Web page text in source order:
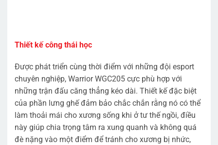
Thiết kế công thái học
Được phát triển cùng thời điểm với những đội esport
chuyên nghiệp, Warrior WGC205 cực phù hợp với
những trận đấu căng thẳng kéo dài. Thiết kế đặc biệt
của phần lưng ghế đảm bảo chắc chắn rằng nó có thể
làm thoải mái cho xương sống khi ở tư thế ngồi, điều
này giúp chia trọng tâm ra xung quanh và không quá
đè nặng vào một điểm để tránh cho xương bị nhức,